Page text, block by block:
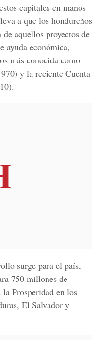
capitales en manos
a que los hondureños
aquellos proyectos de
ayuda económica,
más conocida como
y la reciente Cuenta
surge para el país,
750 millones de
Prosperidad en los
El Salvador y